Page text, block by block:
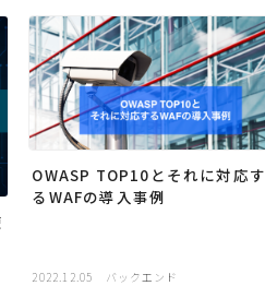
OWASP TOP10とそれに対応す
るWAFの導入事例
2022.12.05 バックエンド